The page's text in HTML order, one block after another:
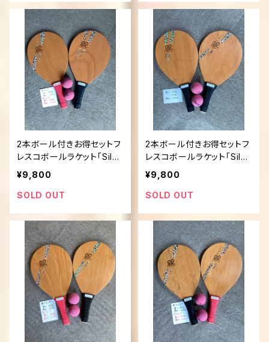
2本ボール付きお得セットフ
レスコボールラケット「Silen
t Rally」
¥9,800
SOLD OUT
2本ボール付きお得セットフ
レスコボールラケット「Silen
t Rally」
¥9,800
SOLD OUT